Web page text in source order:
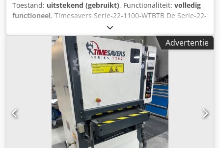
Toestand: uitstekend (gebruikt), Functionaliteit: volledig
functioneel, Timesavers Serie-22-1100-WTBTB De Serie-22-
1100-WTBTB, met een doorlaatbreedte van 1100 mm en
een tafelopening van 0,8-100 mm, is met zijn 3
bewerkingsstations ideaal voor het bewerken van laser-,
stans-, waterstraal- of plasmagesneden onderdelen. Met
het schuurbandstation kunnen spetters en uitstekende
bramen worden verwijderd. Vervolgens worden de randen
met de schijfborstels afgevlakt en licht afgerond. Om een
gelijkmatig resultaat te bereiken, hebben we twee
oscillerende borstelstations geïnstalleerd, waarin de
schijfborstels afwisselend naar links en naar rechts
draaien. Dankzij het snelle verwisselsysteem voor banden
en borstels kan de machine in enkele eenvoudige stappen
Advertentie